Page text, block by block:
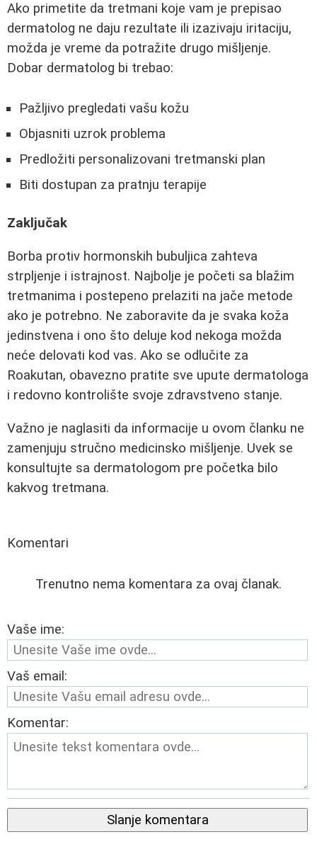
Ako primetite da tretmani koje vam je prepisao
dermatolog ne daju rezultate ili izazivaju iritaciju,
možda je vreme da potražite drugo mišljenje.
Dobar dermatolog bi trebao:
Pažljivo pregledati vašu kožu
Objasniti uzrok problema
Predložiti personalizovani tretmanski plan
Biti dostupan za pratnju terapije
Zaključak
Borba protiv hormonskih bubuljica zahteva
strpljenje i istrajnost. Najbolje je početi sa blažim
tretmanima i postepeno prelaziti na jače metode
ako je potrebno. Ne zaboravite da je svaka koža
jedinstvena i ono što deluje kod nekoga možda
neće delovati kod vas. Ako se odlučite za
Roakutan, obavezno pratite sve upute dermatologa
i redovno kontrolište svoje zdravstveno stanje.
Važno je naglasiti da informacije u ovom članku ne
zamenjuju stručno medicinsko mišljenje. Uvek se
konsultujte sa dermatologom pre početka bilo
kakvog tretmana.
Komentari
Trenutno nema komentara za ovaj članak.
Vaše ime:
Vaš email:
Komentar:
Slanje komentara